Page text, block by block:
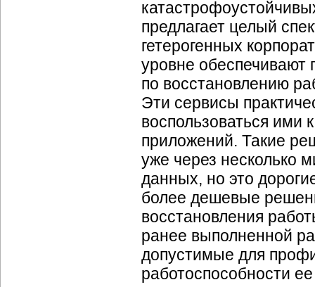
предлагает целый
гетерогенных
уровне обеспечивают
по восстановлению
Эти сервисы
воспользоваться ими
приложений. Такие
уже через несколько
данных, но это
более дешевые
восстановления
ранее выполненной
допустимые для
работоспособности